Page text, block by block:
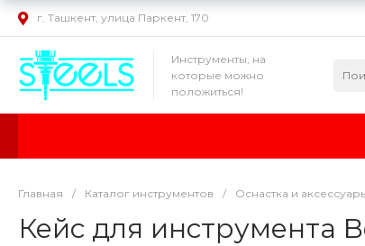
г. Ташкент, улица Паркент, 170
Инструменты, на
которые можно
положиться!
Главная / Каталог инструментов / Оснастка и
Кейс для инструмента